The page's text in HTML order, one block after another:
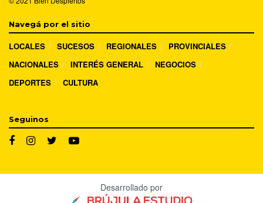
Navegá por el sitio
LOCALES SUCESOS REGIONALES
PROVINCIALES
NACIONALES
INTERÉS GENERAL
NEGOCIOS
DEPORTES
CULTURA
Seguinos
Desarrollado por